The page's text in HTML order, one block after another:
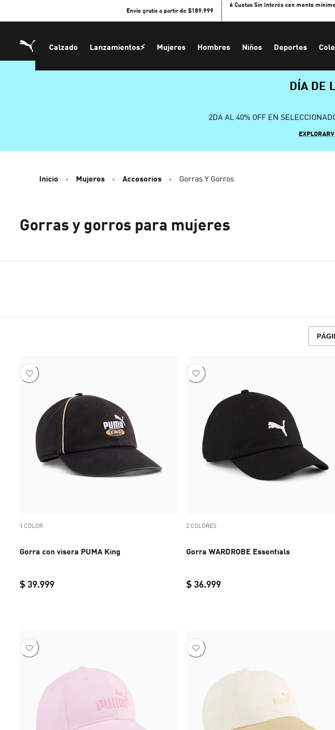
Envío gratis a partir de $189.999
6 Cuotas Sin Interés con monto mínimo
Calzado Lanzamientos⚡ Mujeres Hombres Niños Deportes
DÍA DE
2DA AL 40% OFF EN
EXPLORAR
Inicio Mujeres Accesorios Gorras Y Gorros
Gorras y gorros para mujeres
1 COLOR
Gorra con visera PUMA King
$ 39.999
2 COLORES
Gorra WARDROBE Essentials
$ 36.999